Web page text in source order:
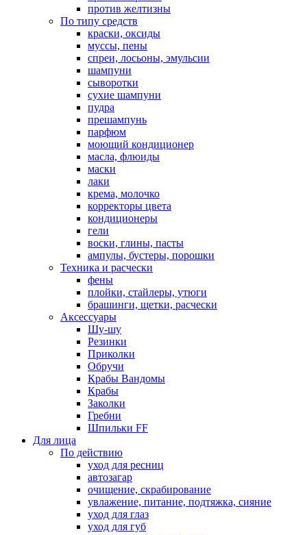
против желтизны
По типу средств
краски, оксиды
муссы, пены
спреи, лосьоны, эмульсии
шампуни
сыворотки
сухие шампуни
пудра
прешампунь
парфюм
моющий кондиционер
масла, флюиды
маски
лаки
крема, молочко
корректоры цвета
кондиционеры
гели
воски, глины, пасты
ампулы, бустеры, порошки
Техника и расчески
фены
плойки, стайлеры, утюги
брашинги, щетки, расчески
Аксессуары
Шу-шу
Резинки
Приколки
Обручи
Крабы Вандомы
Крабы
Заколки
Гребни
Шпильки FF
Для лица
По действию
уход для ресниц
автозагар
очищение, скрабирование
увлажение, питание, подтяжка, сияние
уход для глаз
уход для губ